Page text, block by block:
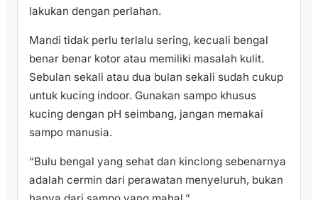
lakukan dengan perlahan.
Mandi tidak perlu terlalu sering, kecuali bengal
benar benar kotor atau memiliki masalah kulit.
Sebulan sekali atau dua bulan sekali sudah cukup
untuk kucing indoor. Gunakan sampo khusus
kucing dengan pH seimbang, jangan memakai
sampo manusia.
“Bulu bengal yang sehat dan kinclong sebenarnya
adalah cermin dari perawatan menyeluruh, bukan